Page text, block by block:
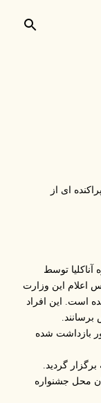
ای از
توسط
اعلام این وزارت
است. این افراد
بازداشت شده
گردید.
محل جشنواره